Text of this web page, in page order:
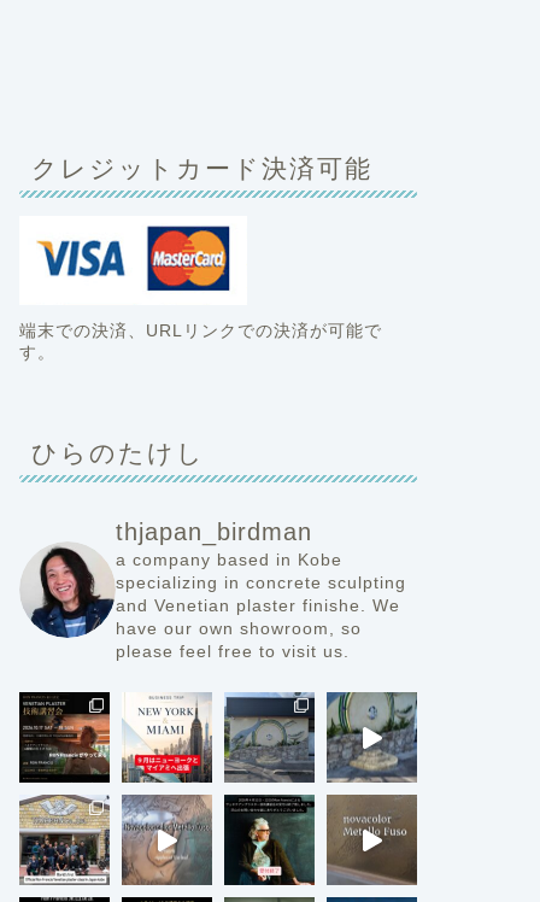
クレジットカード決済可能
端末での決済、URLリンクでの決済が可能で
す。
ひらのたけし
thjapan_birdman
a company based in Kobe
specializing in concrete sculpting
and Venetian plaster finishe. We
have our own showroom, so
please feel free to visit us.